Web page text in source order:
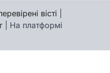
вісті
| На платформі